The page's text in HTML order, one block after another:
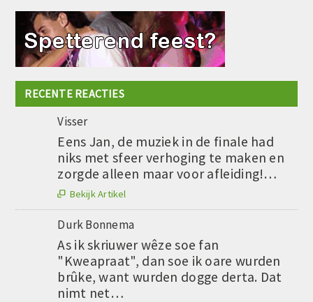
RECENTE REACTIES
Visser
Eens Jan, de muziek in de finale had
niks met sfeer verhoging te maken en
zorgde alleen maar voor afleiding!…
 Bekijk Artikel
Durk Bonnema
As ik skriuwer wêze soe fan
"Kweapraat", dan soe ik oare wurden
brûke, want wurden dogge derta. Dat
nimt net…